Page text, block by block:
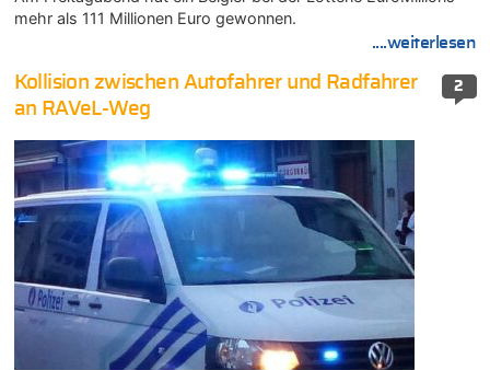
mehr als 111 Millionen Euro gewonnen.
....weiterlesen
2
Kollision zwischen Autofahrer und Radfahrer
an RAVeL-Weg